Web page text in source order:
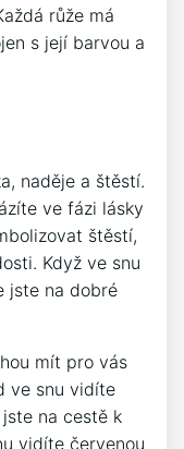
růže má
s její barvou a
naděje a štěstí.
ve fázi lásky
štěstí,
Když ve snu
jste na dobré
mít pro vás
ve snu vidíte
na cestě k
vidíte červenou